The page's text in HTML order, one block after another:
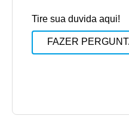
Tire sua duvida aqui!
FAZER